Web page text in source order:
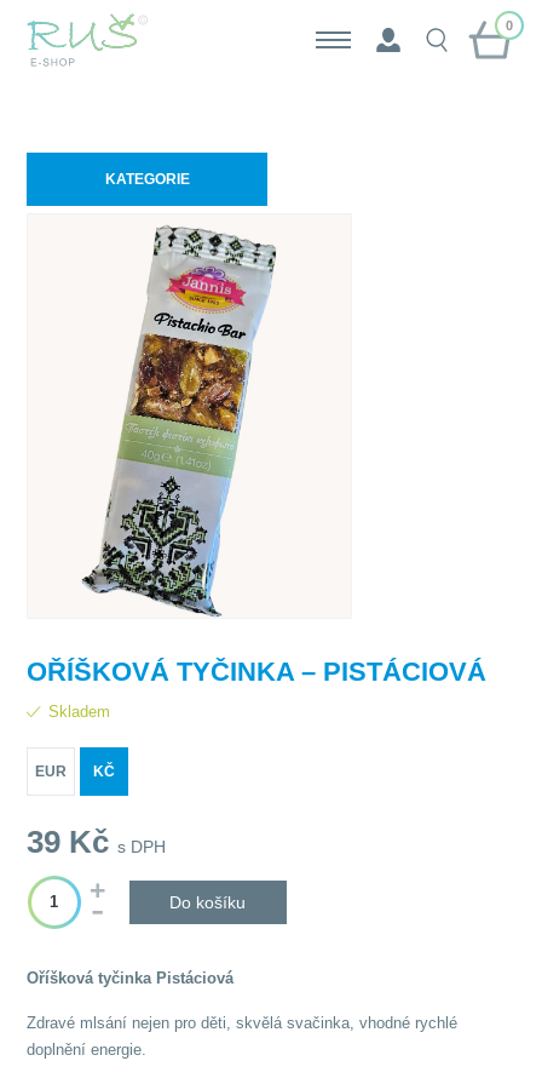
0
KATEGORIE
OŘÍŠKOVÁ TYČINKA – PISTÁCIOVÁ
Skladem
EUR KČ
39 Kčs DPH
Do košíku
Oříšková tyčinka Pistáciová
Zdravé mlsání nejen pro děti, skvělá svačinka, vhodné rychlé
doplnění energie.